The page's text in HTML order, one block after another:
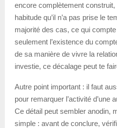
encore complètement construit,
habitude qu’il n’a pas prise le
majorité des cas, ce qui
seulement l’existence du
de sa manière de vivre la
investie, ce décalage peut te
Autre point important : il faut
pour remarquer l’activité d’une
Ce détail peut sembler anodin,
simple : avant de conclure,